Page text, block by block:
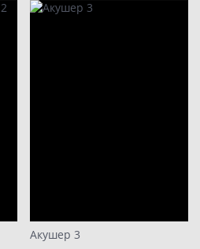
Акушер 3